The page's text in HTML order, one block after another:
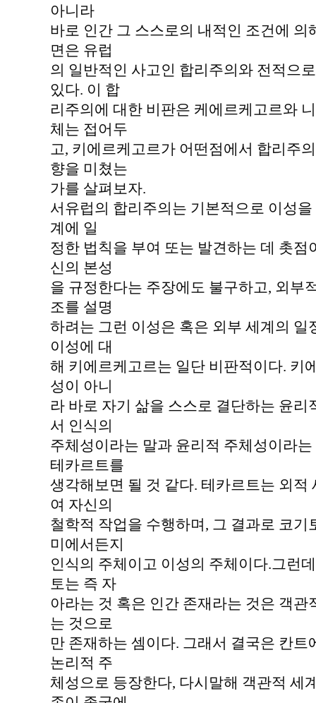
아니라
바로 인간 그 스스로의 내적인 조건에
면은 유럽
의 일반적인 사고인 합리주의와 전적으
있다. 이 합
리주의에 대한 비판은 케에르케고르와
체는 접어두
고, 키에르케고르가 어떤점에서 합리주
향을 미쳤는
가를 살펴보자.
서유럽의 합리주의는 기본적으로 이성
계에 일
정한 법칙을 부여 또는 발견하는 데 촛
신의 본성
을 규정한다는 주장에도 불구하고, 외부
조를 설명
하려는 그런 이성은 혹은 외부 세계의
이성에 대
해 키에르케고르는 일단 비판적이다. 키
성이 아니
라 바로 자기 삶을 스스로 결단하는 윤
서 인식의
주체성이라는 말과 윤리적 주체성이라
테카르트를
생각해보면 될 것 같다. 테카르트는 외
여 자신의
철학적 작업을 수행하며, 그 결과로 코
미에서든지
인식의 주체이고 이성의 주체이다.그런
토는 즉 자
아라는 것 혹은 인간 존재라는 것은 객
는 것으로
만 존재하는 셈이다. 그래서 결국은 칸
논리적 주
체성으로 등장한다, 다시말해 객관적 세